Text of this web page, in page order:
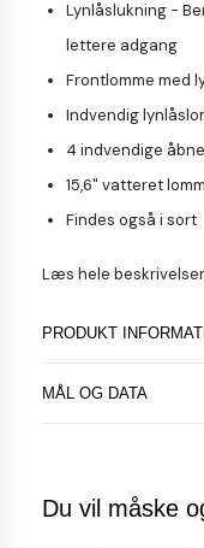
Lynlåslukning -
lettere adgang
Frontlomme med
Indvendig
4 indvendige
15,6" vatteret
Findes også i sort
Læs hele
PRODUKT
MÅL OG DATA
Du vil måske